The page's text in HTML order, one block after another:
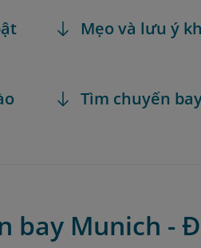
Mẹo và lưu ý
Tìm chuyến
bay Munich -